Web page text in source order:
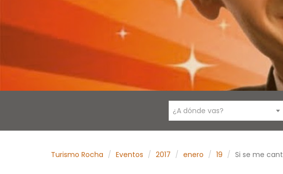
¿A dónde vas?
Turismo Rocha Eventos 2017 enero 19 Si se me